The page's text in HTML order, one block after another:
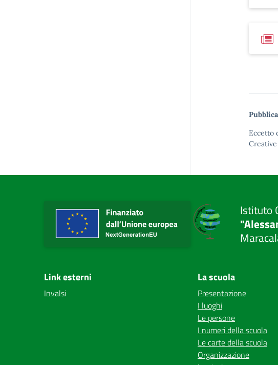
Eccetto
Istituto
Link esterni
Invalsi
La scuola
Presentazione
I luoghi
Le persone
I numeri della scuola
Le carte della scuola
Organizzazione